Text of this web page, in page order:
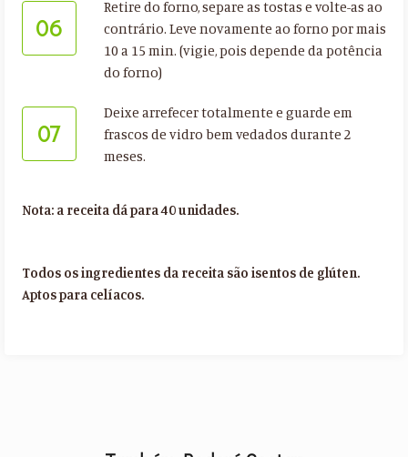
06
Retire do forno, separe as tostas e volte-as ao
contrário. Leve novamente ao forno por mais
10 a 15 min. (vigie, pois depende da potência
do forno)
07
Deixe arrefecer totalmente e guarde em
frascos de vidro bem vedados durante 2
meses.
Nota: a receita dá para 40 unidades.
Todos os ingredientes da receita são isentos de glúten.
Aptos para celíacos.